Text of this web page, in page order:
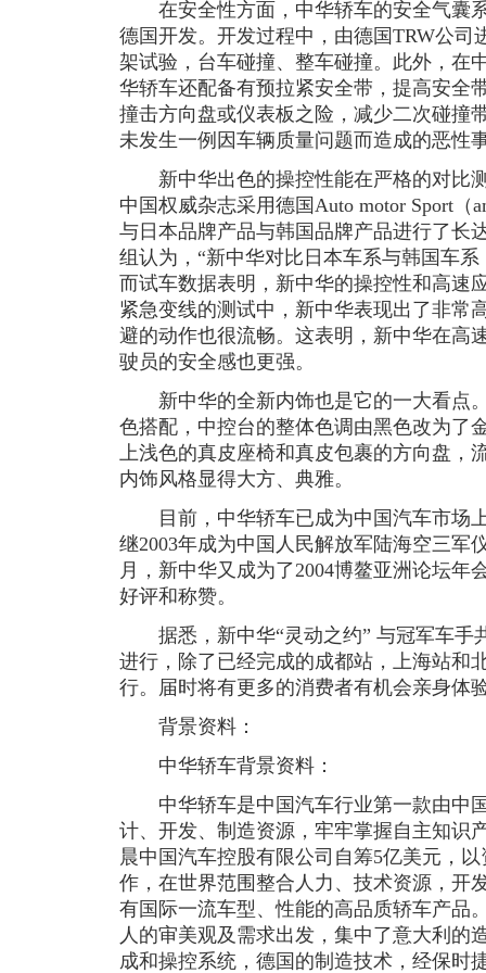
在安全性方面，中华轿车的安全气囊
德国开发。开发过程中，由德国TRW公司
架试验，台车碰撞、整车碰撞。此外，在
华轿车还配备有预拉紧安全带，提高安全
撞击方向盘或仪表板之险，减少二次碰撞
未发生一例因车辆质量问题而造成的恶性
新中华出色的操控性能在严格的对比测
中国权威杂志采用德国Auto motor Sport（
与日本品牌产品与韩国品牌产品进行了长
组认为，“新中华对比日本车系与韩国车
而试车数据表明，新中华的操控性和高速
紧急变线的测试中，新中华表现出了非常
避的动作也很流畅。这表明，新中华在高
驶员的安全感也更强。
新中华的全新内饰也是它的一大看点
色搭配，中控台的整体色调由黑色改为了
上浅色的真皮座椅和真皮包裹的方向盘，
内饰风格显得大方、典雅。
目前，中华轿车已成为中国汽车市场
继2003年成为中国人民解放军陆海空三军
月，新中华又成为了2004博鳌亚洲论坛年
好评和称赞。
据悉，新中华“灵动之约” 与冠军车手
进行，除了已经完成的成都站，上海站和
行。届时将有更多的消费者有机会亲身体
背景资料：
中华轿车背景资料：
中华轿车是中国汽车行业第一款由中
计、开发、制造资源，牢牢掌握自主知识
晨中国汽车控股有限公司自筹5亿美元，
作，在世界范围整合人力、技术资源，开
有国际一流车型、性能的高品质轿车产品
人的审美观及需求出发，集中了意大利的
成和操控系统，德国的制造技术，经保时